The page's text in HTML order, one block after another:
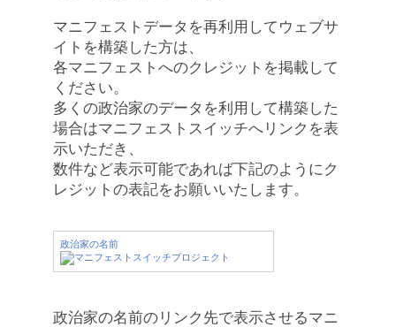
マニフェストデータを再利用してウェブサ
イトを構築した方は、
各マニフェストへのクレジットを掲載して
ください。
多くの政治家のデータを利用して構築した
場合はマニフェストスイッチへリンクを表
示いただき、
数件など表示可能であれば下記のようにク
レジットの表記をお願いいたします。
政治家の名前
政治家の名前のリンク先で表示させるマニ